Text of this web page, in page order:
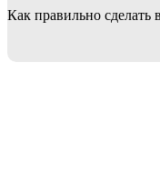
Как правильно